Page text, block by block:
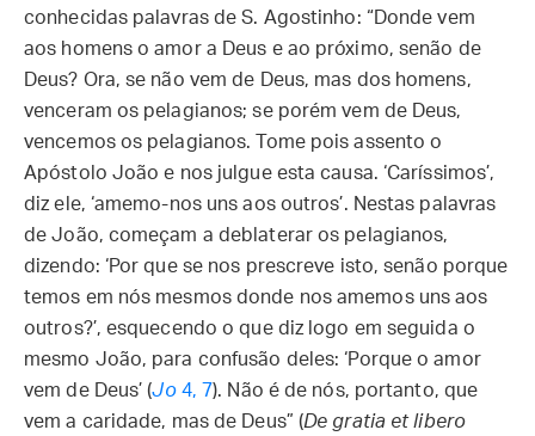
conhecidas palavras de S. Agostinho: “Donde vem
aos homens o amor a Deus e ao próximo, senão de
Deus? Ora, se não vem de Deus, mas dos homens,
venceram os pelagianos; se porém vem de Deus,
vencemos os pelagianos. Tome pois assento o
Apóstolo João e nos julgue esta causa. ‘Caríssimos’,
diz ele, ‘amemo-nos uns aos outros’. Nestas palavras
de João, começam a deblaterar os pelagianos,
dizendo: ‘Por que se nos prescreve isto, senão porque
temos em nós mesmos donde nos amemos uns aos
outros?’, esquecendo o que diz logo em seguida o
mesmo João, para confusão deles: ‘Porque o amor
vem de Deus’ (Jo4, 7). Não é de nós, portanto, que
vem a caridade, mas de Deus” (De gratia et libero